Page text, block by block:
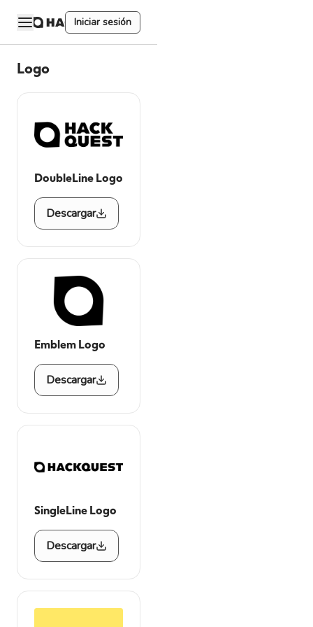
Iniciar sesión
Logo
DoubleLine Logo
Descargar
Emblem Logo
Descargar
SingleLine Logo
Descargar